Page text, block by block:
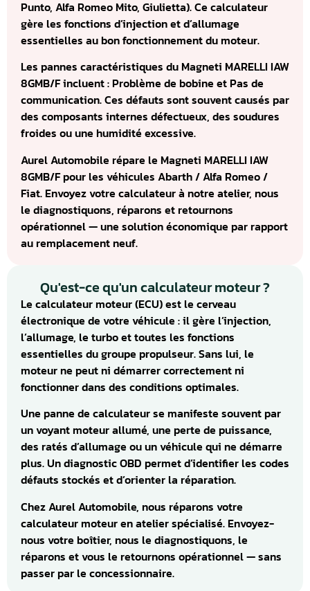
Punto, Alfa Romeo Mito, Giulietta). Ce calculateur
gère les fonctions d’injection et d’allumage
essentielles au bon fonctionnement du moteur.
Les pannes caractéristiques du Magneti MARELLI IAW
8GMB/F incluent : Problème de bobine et Pas de
communication. Ces défauts sont souvent causés par
des composants internes défectueux, des soudures
froides ou une humidité excessive.
Aurel Automobile répare le Magneti MARELLI IAW
8GMB/F pour les véhicules Abarth / Alfa Romeo /
Fiat. Envoyez votre calculateur à notre atelier, nous
le diagnostiquons, réparons et retournons
opérationnel — une solution économique par rapport
au remplacement neuf.
Qu'est-ce qu'un calculateur moteur ?
Le calculateur moteur (ECU) est le cerveau
électronique de votre véhicule : il gère l’injection,
l’allumage, le turbo et toutes les fonctions
essentielles du groupe propulseur. Sans lui, le
moteur ne peut ni démarrer correctement ni
fonctionner dans des conditions optimales.
Une panne de calculateur se manifeste souvent par
un voyant moteur allumé, une perte de puissance,
des ratés d’allumage ou un véhicule qui ne démarre
plus. Un diagnostic OBD permet d’identifier les codes
défauts stockés et d’orienter la réparation.
Chez Aurel Automobile, nous réparons votre
calculateur moteur en atelier spécialisé. Envoyez-
nous votre boîtier, nous le diagnostiquons, le
réparons et vous le retournons opérationnel — sans
passer par le concessionnaire.